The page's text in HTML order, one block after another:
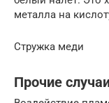
металла на
Стружка меди
Прочие